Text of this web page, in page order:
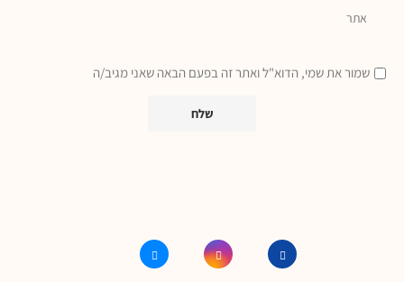
שמור את שמי, הדוא"ל ואתר זה בפעם הבאה שאני מגיב/ה